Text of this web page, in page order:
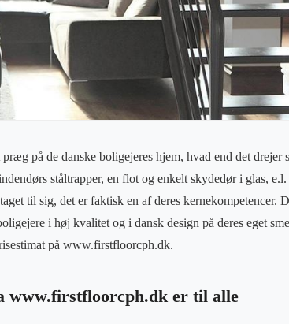
på de danske boligejeres hjem, hvad end det drejer
ståltrapper, en flot og enkelt skydedør i glas,
til sig, det er faktisk en af deres kernekompetencer.
i høj kvalitet og i dansk design på deres eget
på www.firstfloorcph.dk.
www.firstfloorcph.dk er til alle